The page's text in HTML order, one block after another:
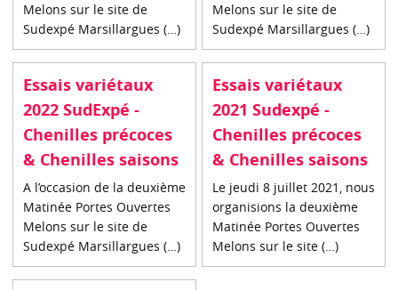
Melons sur le site de
Sudexpé Marsillargues (…)
Melons sur le site de
Sudexpé Marsillargues (…)
Essais variétaux
2022 SudExpé -
Chenilles précoces
& Chenilles saisons
A l’occasion de la deuxième
Matinée Portes Ouvertes
Melons sur le site de
Sudexpé Marsillargues (…)
Essais variétaux
2021 Sudexpé -
Chenilles précoces
& Chenilles saisons
Le jeudi 8 juillet 2021, nous
organisions la deuxième
Matinée Portes Ouvertes
Melons sur le site (…)